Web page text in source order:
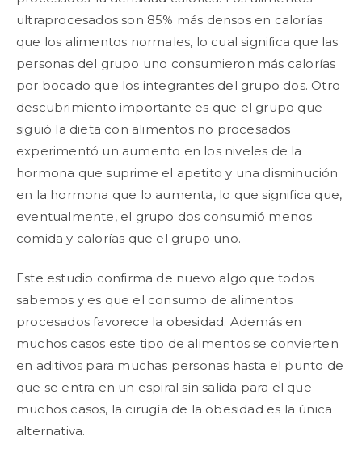
ultraprocesados son 85% más densos en calorías
que los alimentos normales, lo cual significa que las
personas del grupo uno consumieron más calorías
por bocado que los integrantes del grupo dos. Otro
descubrimiento importante es que el grupo que
siguió la dieta con alimentos no procesados
experimentó un aumento en los niveles de la
hormona que suprime el apetito y una disminución
en la hormona que lo aumenta, lo que significa que,
eventualmente, el grupo dos consumió menos
comida y calorías que el grupo uno.
Este estudio confirma de nuevo algo que todos
sabemos y es que el consumo de alimentos
procesados favorece la obesidad. Además en
muchos casos este tipo de alimentos se convierten
en aditivos para muchas personas hasta el punto de
que se entra en un espiral sin salida para el que
muchos casos, la cirugía de la obesidad es la única
alternativa.